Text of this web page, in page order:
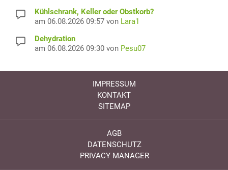
Kühlschrank, Keller oder Obstkorb?
am 06.08.2026 09:57 von Lara1
Dehydration
am 06.08.2026 09:30 von Pesu07
IMPRESSUM
KONTAKT
SITEMAP
AGB
DATENSCHUTZ
PRIVACY MANAGER